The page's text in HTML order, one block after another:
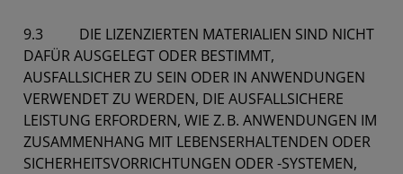
9.3 DIE LIZENZIERTEN MATERIALIEN SIND NICHT
DAFÜR AUSGELEGT ODER BESTIMMT,
AUSFALLSICHER ZU SEIN ODER IN ANWENDUNGEN
VERWENDET ZU WERDEN, DIE AUSFALLSICHERE
LEISTUNG ERFORDERN, WIE Z. B. ANWENDUNGEN IM
ZUSAMMENHANG MIT LEBENSERHALTENDEN ODER
SICHERHEITSVORRICHTUNGEN ODER -SYSTEMEN,